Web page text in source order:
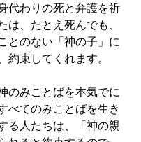
代わりの死と弁護を祈
は、たとえ死んでも、
とのない「神の子」に
約束してくれます。
のみことばを本気でに
べてのみことばを生き
る人たちは、「神の親